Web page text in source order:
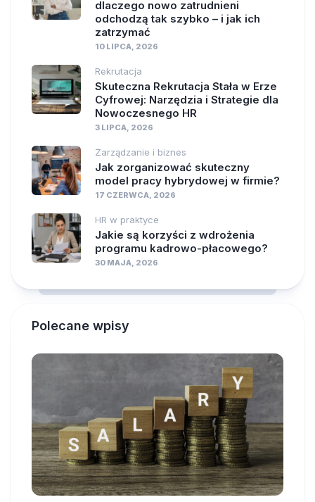
dlaczego nowo zatrudnieni
odchodzą tak szybko – i jak ich
zatrzymać
10 LIPCA, 2026
Rekrutacja
Skuteczna Rekrutacja Stała w Erze
Cyfrowej: Narzędzia i Strategie dla
Nowoczesnego HR
3 LIPCA, 2026
Zarządzanie i biznes
Jak zorganizować skuteczny
model pracy hybrydowej w firmie?
17 CZERWCA, 2026
HR w praktyce
Jakie są korzyści z wdrożenia
programu kadrowo-płacowego?
30 MAJA, 2026
Polecane wpisy